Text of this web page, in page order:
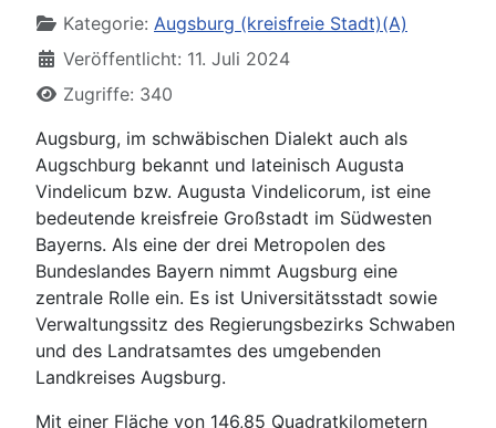
Kategorie: Augsburg (kreisfreie Stadt)(A)
Veröffentlicht: 11. Juli 2024
Zugriffe: 340
Augsburg, im schwäbischen Dialekt auch als
Augschburg bekannt und lateinisch Augusta
Vindelicum bzw. Augusta Vindelicorum, ist eine
bedeutende kreisfreie Großstadt im Südwesten
Bayerns. Als eine der drei Metropolen des
Bundeslandes Bayern nimmt Augsburg eine
zentrale Rolle ein. Es ist Universitätsstadt sowie
Verwaltungssitz des Regierungsbezirks Schwaben
und des Landratsamtes des umgebenden
Landkreises Augsburg.
Mit einer Fläche von 146,85 Quadratkilometern